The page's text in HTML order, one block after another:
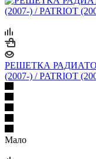
РЕШЕТКА
(2007-) / PATRIOT
Мало